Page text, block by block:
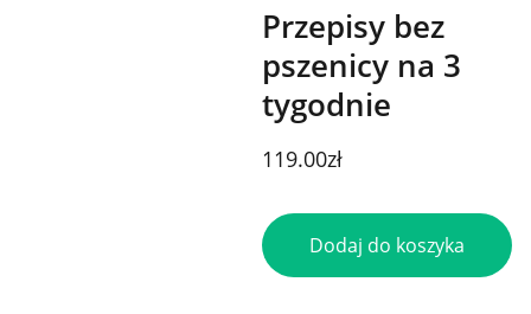
Przepisy bez
pszenicy na 3
tygodnie
119.00zł
Dodaj do koszyka